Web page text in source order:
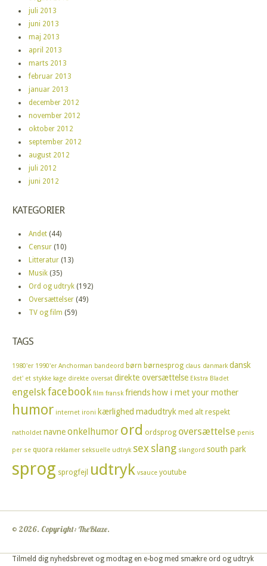
juli 2013
juni 2013
maj 2013
april 2013
marts 2013
februar 2013
januar 2013
december 2012
november 2012
oktober 2012
september 2012
august 2012
juli 2012
juni 2012
KATEGORIER
Andet (44)
Censur (10)
Litteratur (13)
Musik (35)
Ord og udtryk (192)
Oversættelser (49)
TV og film (59)
TAGS
1980'er 1990'er Anchorman bandeord børn børnesprog claus danmark dansk
det' et stykke kage direkte oversat direkte oversættelse Ekstra Bladet
engelskfacebook film fransk friends how i met your mother
humor internet ironi kærlighed madudtryk med alt respekt
natholdet navneonkelhumor ord ordsprog oversættelse penis
per se quora reklamer seksuelle udtryk sexslang slangord south park
sprog sprogfejl udtryk vsauce youtube
© 2026. Copyright: TheBlaze.
Tilmeld dig nyhedsbrevet og modtag en e-bog med smækre ord og udtryk